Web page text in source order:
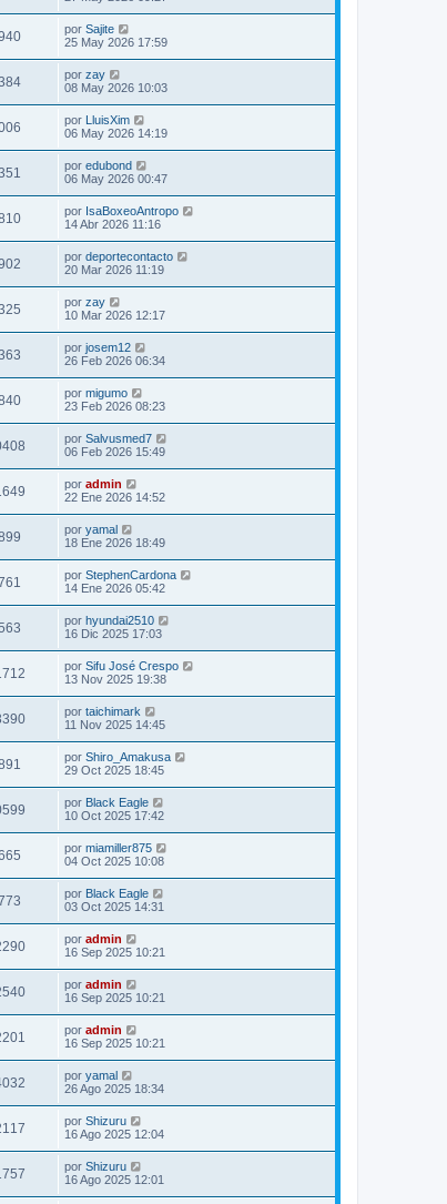
por Sajite
25 May 2026 17:59
por zay
08 May 2026 10:03
por LluisXim
06 May 2026 14:19
por edubond
06 May 2026 00:47
por IsaBoxeoAntropo
14 Abr 2026 11:16
por deportecontacto
20 Mar 2026 11:19
por zay
10 Mar 2026 12:17
por josem12
26 Feb 2026 06:34
por migumo
23 Feb 2026 08:23
por Salvusmed7
06 Feb 2026 15:49
por admin
22 Ene 2026 14:52
por yamal
18 Ene 2026 18:49
por StephenCardona
14 Ene 2026 05:42
por hyundai2510
16 Dic 2025 17:03
por Sifu José Crespo
13 Nov 2025 19:38
por taichimark
11 Nov 2025 14:45
por Shiro_Amakusa
29 Oct 2025 18:45
por Black Eagle
10 Oct 2025 17:42
por miamiller875
04 Oct 2025 10:08
por Black Eagle
03 Oct 2025 14:31
por admin
16 Sep 2025 10:21
por admin
16 Sep 2025 10:21
por admin
16 Sep 2025 10:21
por yamal
26 Ago 2025 18:34
por Shizuru
16 Ago 2025 12:04
por Shizuru
16 Ago 2025 12:01